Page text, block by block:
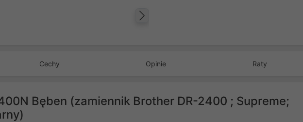
Cechy Opinie Raty
Bęben (zamiennik Brother DR-2400 ; Supreme;